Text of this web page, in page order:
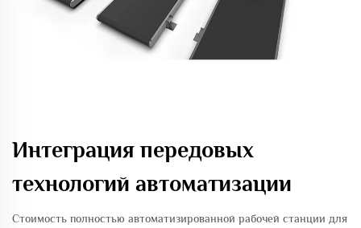
Интеграция передовых
технологий автоматизации
Стоимость полностью автоматизированной рабочей станции для